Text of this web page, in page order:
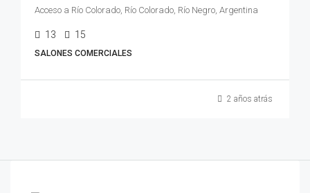
Acceso a Río Colorado, Río Colorado, Río Negro, Argentina
13 15
SALONES COMERCIALES
2 años atrás